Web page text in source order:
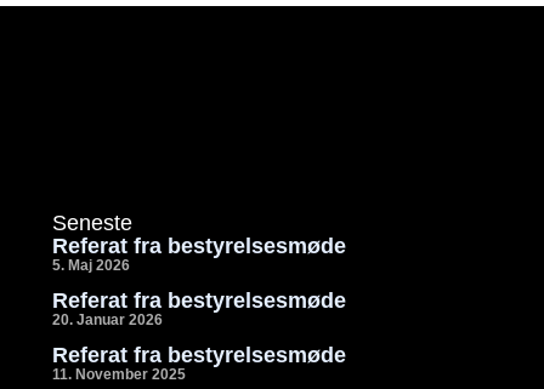
Seneste
Referat fra bestyrelsesmøde
5. Maj 2026
Referat fra bestyrelsesmøde
20. Januar 2026
Referat fra bestyrelsesmøde
11. November 2025